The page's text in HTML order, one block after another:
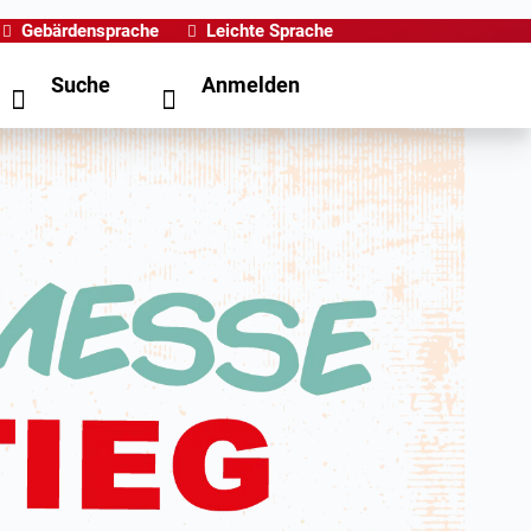
Gebärdensprache Leichte Sprache
Suche Anmelden